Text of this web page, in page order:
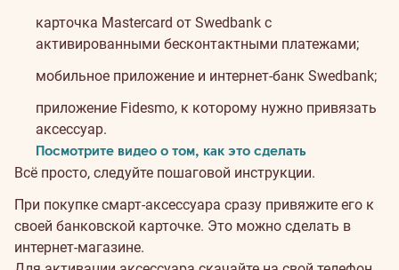
карточка Mastercard от Swedbank с
активированными бесконтактными платежами;
мобильное приложение и интернет-банк Swedbank;
приложение Fidesmo, к которому нужно привязать
аксессуар.
Посмотрите видео о том, как это сделать
Всё просто, следуйте пошаговой инструкции.
При покупке смарт-аксессуара сразу привяжите его к
своей банковской карточке. Это можно сделать в
интернет-магазине.